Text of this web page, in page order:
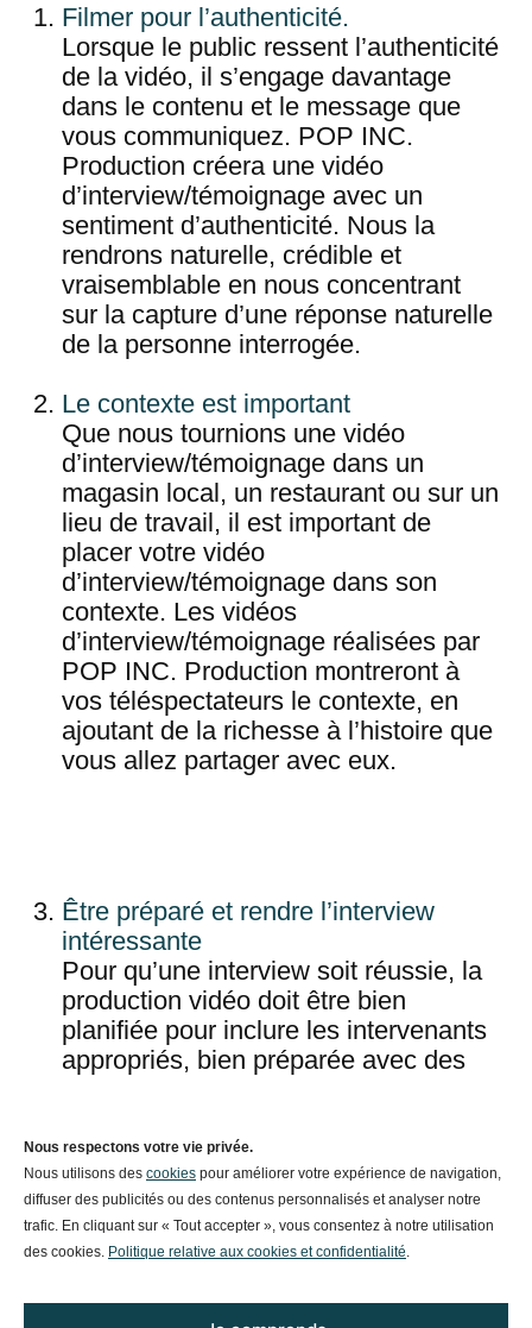
Nous respectons votre vie privée.
Nous utilisons des cookies pour améliorer votre expérience de navigation,
diffuser des publicités ou des contenus personnalisés et analyser notre
trafic. En cliquant sur « Tout accepter », vous consentez à notre utilisation
des cookies. Politique relative aux cookies et confidentialité.
Filmer pour l’authenticité.
Lorsque le public ressent l’authenticité
de la vidéo, il s’engage davantage
dans le contenu et le message que
vous communiquez. POP INC.
Production créera une vidéo
d’interview/témoignage avec un
sentiment d’authenticité. Nous la
rendrons naturelle, crédible et
vraisemblable en nous concentrant
sur la capture d’une réponse naturelle
de la personne interrogée.
Le contexte est important
Que nous tournions une vidéo
d’interview/témoignage dans un
magasin local, un restaurant ou sur un
lieu de travail, il est important de
placer votre vidéo
d’interview/témoignage dans son
contexte. Les vidéos
d’interview/témoignage réalisées par
POP INC. Production montreront à
vos téléspectateurs le contexte, en
ajoutant de la richesse à l’histoire que
vous allez partager avec eux.
Être préparé et rendre l’interview
intéressante
Pour qu’une interview soit réussie, la
production vidéo doit être bien
planifiée pour inclure les intervenants
appropriés, bien préparée avec des
judicieux de donner à l’avance à votre
interlocuteur une idée générale des
sujets que vous allez aborder au
cours For an interview to be a
successful interview, the video
production must be well planned to